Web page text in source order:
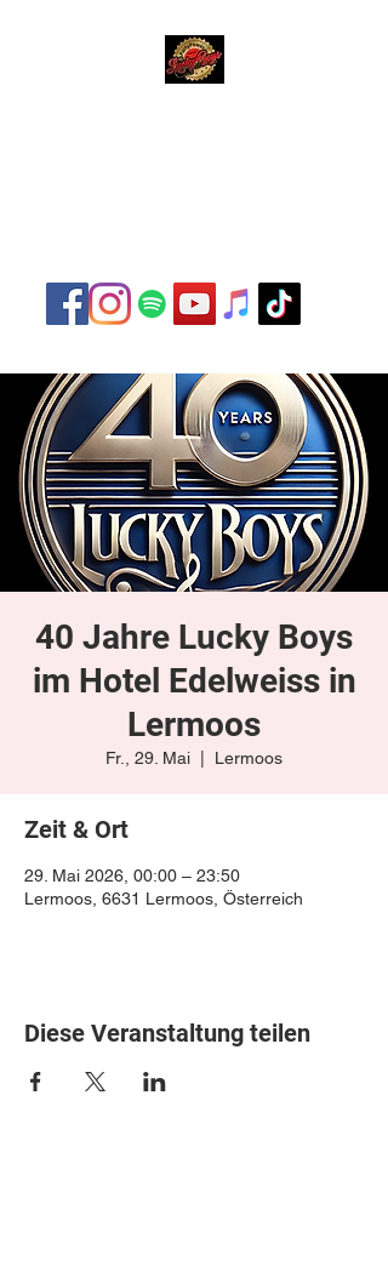
40 Jahre Lucky Boys
im Hotel Edelweiss in
Lermoos
Fr., 29. Mai Lermoos
Zeit & Ort
29. Mai 2026, 00:00 – 23:50
Lermoos, 6631 Lermoos, Österreich
Diese Veranstaltung teilen